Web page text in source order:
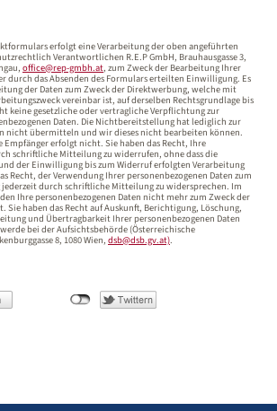
erfolgt eine Verarbeitung der oben angeführten
Verantwortlichen R.E.P GmbH, Brauhausgasse 3,
office@rep-gmbh.at, zum Zweck der Bearbeitung Ihrer
durch das Absenden des Formulars erteilten Einwilligung. Es
der Daten zum Zweck der Direktwerbung, welche mit
vereinbar ist, auf derselben Rec­htsgrundlage bis
keine gesetzliche oder vertragliche Verpflichtung zur
Daten. Die Nichtbereitstellung hat lediglich zur
nicht übermitteln und wir dieses nicht bearbeiten können.
Empfänger erfolgt nicht. Sie haben das Recht, Ihre
schriftliche Mitteilung zu widerrufen, ohne dass die
der Einwilligung bis zum Widerruf erfolgten Verarbeitung
Recht, der Verwendung Ihrer personenbezogenen Daten zum
durch schriftliche Mitteilung zu widersprechen. Im
Ihre personenbezogenen Daten nicht mehr zum Zweck der
Sie haben das Recht auf Auskunft, Berichtigung, Löschung,
und Übertragbarkeit Ihrer personenbezogenen Daten
bei der Aufsichtsbehörde (Österreichische
8, 1080 Wien, dsb@dsb.gv.at).